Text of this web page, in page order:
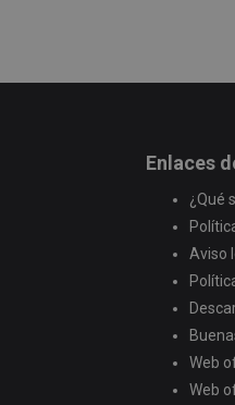
Enlaces
¿Qué
Aviso
Web
Web